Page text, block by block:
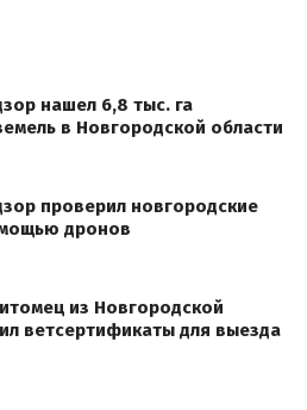
нашел 6,8 тыс. га
в Новгородской области
проверил новгородские
дронов
из Новгородской
ветсертификаты для выезда